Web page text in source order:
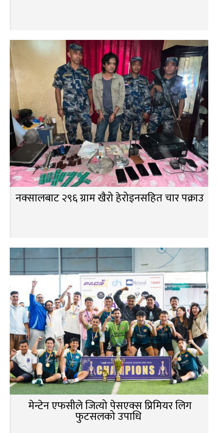
नक्सालबाट २९६ ग्राम खैरो हेरोइनसहित चार पक्राउ
मेन्टेन एफसीले जित्यो पेसएक्स प्रिमियर लिग
फुटसलको उपाधि